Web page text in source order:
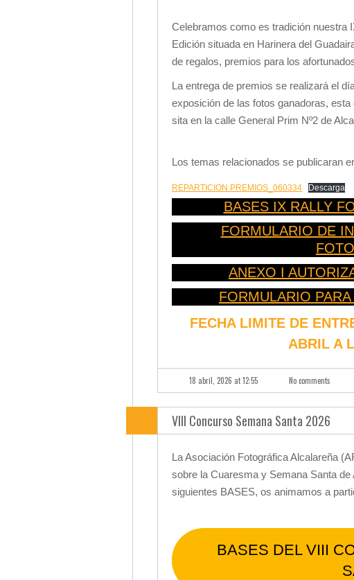
Celebramos como es tradición nuestra
Edición situada en Harinera del
de regalos, premios para los
La entrega de premios se realizará el
exposición de las fotos ganadoras,
sita en la calle General Prim Nº2 de
Los temas relacionados se publicaran
REPARTICION PREMIOS_060334 Descarga
BASES IX RALLY
FORMULARIO DE
ANEXO I
FORMULARIO
FECHA LIMITE DE
ABRIL A
18 abril, 2026 at 12:55 No comments
VIII Concurso Semana Santa 2026
La Asociación Fotográfica Alcalareña
sobre la Cuaresma y Semana Santa
siguientes BASES, os animamos a
BASES DEL VIII